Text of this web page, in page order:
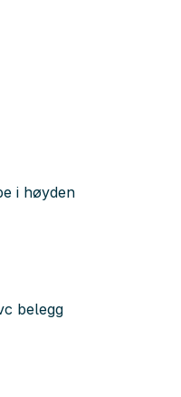
i høyden
belegg